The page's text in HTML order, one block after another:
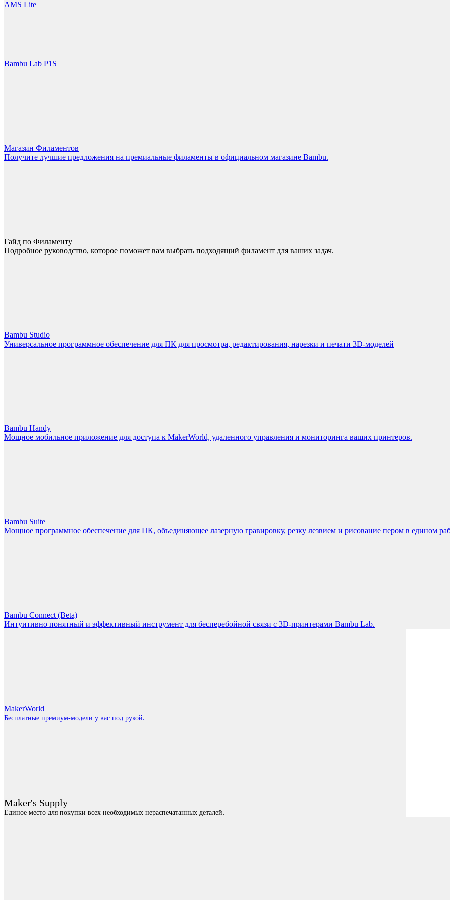
LET'S GO!
AMS Lite
Bambu Lab P1S
Магазин Филаментов
Получите лучшие предложения на премиальные филаменты в официальном магазине Bambu.
Гайд по Филаменту
Подробное руководство, которое поможет вам выбрать подходящий филамент для ваших задач.
Bambu Studio
Универсальное программное обеспечение для ПК для просмотра, редактирования, нарезки и печати 3D-моделей
Bambu Handy
Мощное мобильное приложение для доступа к MakerWorld, удаленного управления и мониторинга ваших принтеров.
Bambu Suite
Мощное программное обеспечение для ПК, объединяющее лазерную гравировку, резку лезвием и рисование пером в едином
Bambu Connect (Beta)
Интуитивно понятный и эффективный инструмент для бесперебойной связи с 3D-принтерами Bambu Lab.
MakerWorld
Бесплатные премиум-модели у вас под рукой.
Maker's Supply
Единое место для покупки всех необходимых нераспечатанных деталей.